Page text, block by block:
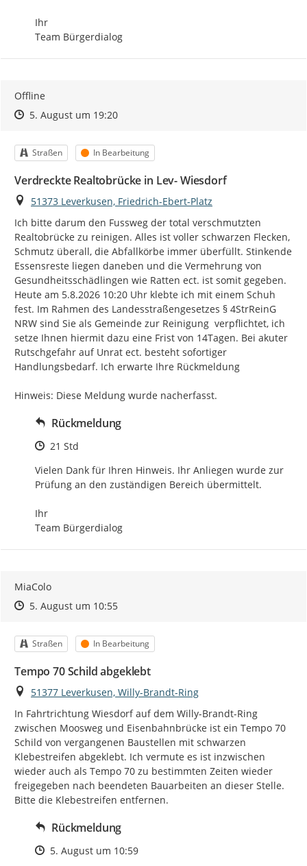
Ihr
Team Bürgerdialog
Offline
Zeitpunkt des Erstellens
Zeitpunkt des Erstellens
5. August um 19:20Zur Äußerung
Kategorie
Straßen Status
In Bearbeitung
Verdreckte Realtobrücke in Lev- Wiesdorf
Ort
51373 Leverkusen, Friedrich-Ebert-Platz
Ich bitte darum den Fussweg der total verschmutzten
Realtobrücke zu reinigen. Alles ist voller schwarzen Flecken,
Schmutz überall, die Abfallkörbe immer überfüllt. Stinkende
Essensreste liegen daneben und die Vermehrung von
Gesundheitsschädlingen wie Ratten ect. ist somit gegeben.
Heute am 5.8.2026 10:20 Uhr klebte ich mit einem Schuh
fest. Im Rahmen des Landesstraßengesetzes § 4StrReinG
NRW sind Sie als Gemeinde zur Reinigung  verpflichtet, ich
setze Ihnen hiermit dazu eine Frist von 14Tagen. Bei akuter
Rutschgefahr auf Unrat ect. besteht sofortiger
Handlungsbedarf. Ich erwarte Ihre Rückmeldung
Hinweis: Diese Meldung wurde nacherfasst.
Rückmeldung
Zeitpunkt des Erstellens
21 Std
Vielen Dank für Ihren Hinweis. Ihr Anliegen wurde zur
Prüfung an den zuständigen Bereich übermittelt.
Ihr
Team Bürgerdialog
MiaColo
Zeitpunkt des Erstellens
Zeitpunkt des Erstellens
5. August um 10:55Zur Äußerung
Kategorie
Straßen Status
In Bearbeitung
Tempo 70 Schild abgeklebt
Ort
51377 Leverkusen, Willy-Brandt-Ring
In Fahrtrichtung Wiesdorf auf dem Willy-Brandt-Ring
zwischen Moosweg und Eisenbahnbrücke ist ein Tempo 70
Schild von vergangenen Baustellen mit schwarzen
Klebestreifen abgeklebt. Ich vermute es ist inzwischen
wieder auch als Tempo 70 zu bestimmten Zeiten wieder
freigegeben nach beendeten Bauarbeiten an dieser Stelle.
Bitte die Klebestreifen entfernen.
Rückmeldung
Zeitpunkt des Erstellens
5. August um 10:59